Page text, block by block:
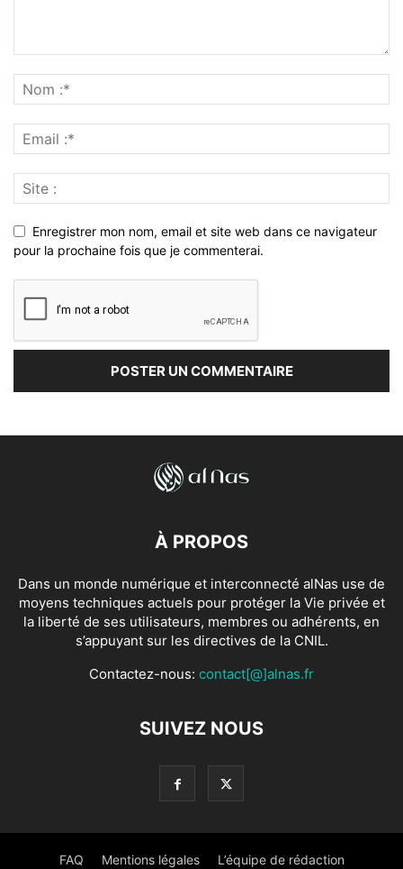
Enregistrer mon nom, email et site web dans ce navigateur
pour la prochaine fois que je commenterai.
À PROPOS
Dans un monde numérique et interconnecté alNas use de
moyens techniques actuels pour protéger la Vie privée et
la liberté de ses utilisateurs, membres ou adhérents, en
s’appuyant sur les directives de la CNIL.
Contactez-nous: contact[@]alnas.fr
SUIVEZ NOUS
FAQ Mentions légales L’équipe de rédaction